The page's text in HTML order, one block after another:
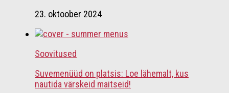
23. oktoober 2024
Soovitused
Suvemenüüd on platsis: Loe lähemalt, kus
nautida värskeid maitseid!